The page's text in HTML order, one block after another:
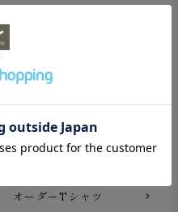
テゴリ
オーダーシャツ
オーダーTシャツ